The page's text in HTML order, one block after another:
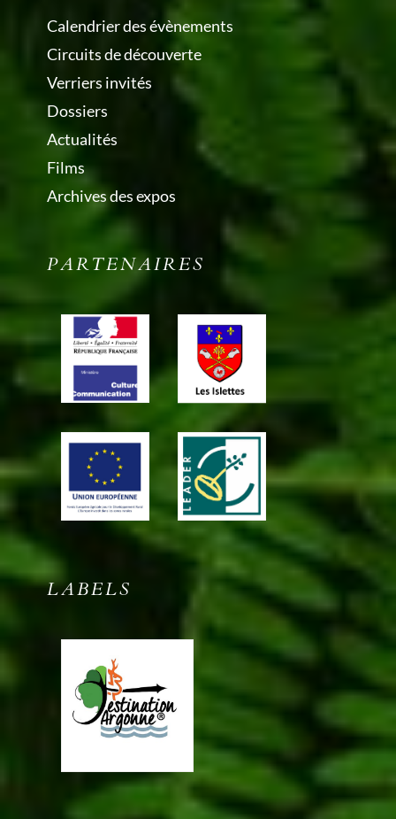
Calendrier des évènements
Circuits de découverte
Verriers invités
Dossiers
Actualités
Films
Archives des expos
PARTENAIRES
LABELS